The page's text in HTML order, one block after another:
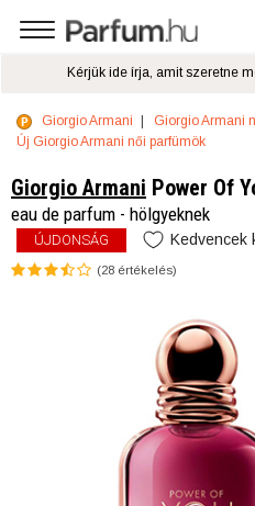
Giorgio Armani
Giorgio Armani
Új Giorgio Armani női parfümök
Giorgio Armani Power Of
eau de parfum - hölgyeknek
ÚJDONSÁG Kedvencek
(28 értékelés)